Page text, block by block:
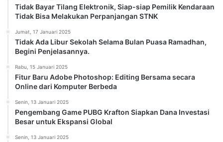
Tidak Bayar Tilang Elektronik, Siap-siap Pemilik Kendaraan
Tidak Bisa Melakukan Perpanjangan STNK
Jumat, 17 Januari 2025
Tidak Ada Libur Sekolah Selama Bulan Puasa Ramadhan,
Begini Penjelasannya.
Rabu, 15 Januari 2025
Fitur Baru Adobe Photoshop: Editing Bersama secara
Online dari Komputer Berbeda
Senin, 13 Januari 2025
Pengembang Game PUBG Krafton Siapkan Dana Investasi
Besar untuk Ekspansi Global
Senin, 13 Januari 2025